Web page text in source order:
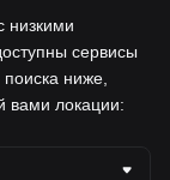
низкими
сервисы
ниже,
вами локации: